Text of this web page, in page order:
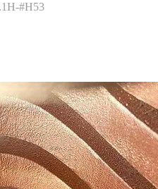
#H53